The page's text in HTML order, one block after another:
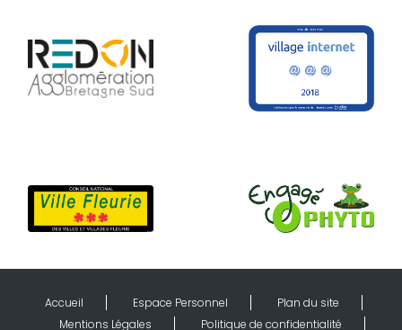
Accueil Espace Personnel
Plan du site
Mentions Légales
Politique de confidentialité